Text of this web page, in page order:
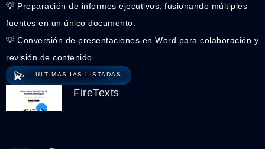
💡 Preparación de informes ejecutivos, fusionando múltiples
fuentes en un único documento.
💡 Conversión de presentaciones en Word para colaboración y
revisión de contenido.
💫 ULTIMAS IAS LISTADAS
FireTexts